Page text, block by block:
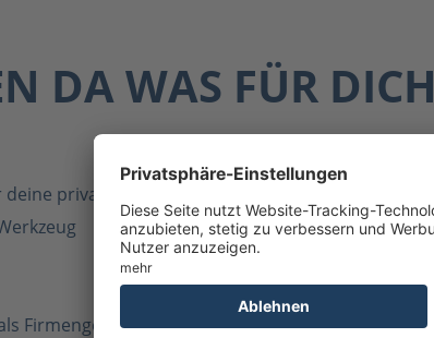
DA WAS FÜR DICH
privaten und dienstlichen Fahrten
Firmengeräte